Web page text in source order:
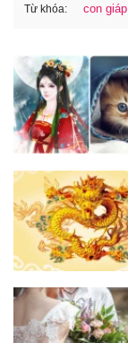
Từ khóa: con giáp